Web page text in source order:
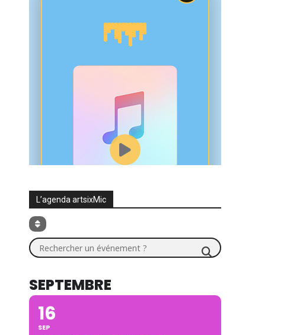
L’agenda artsixMic
Rechercher un événement ?
SEPTEMBRE
16
SEP